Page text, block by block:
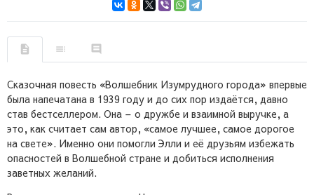
Сказочная повесть «Волшебник Изумрудного города» впервые
была напечатана в 1939 году и до сих пор издаётся, давно
став бестселлером. Она – о дружбе и взаимной выручке, а
это, как считает сам автор, «самое лучшее, самое дорогое
на свете». Именно они помогли Элли и её друзьям избежать
опасностей в Волшебной стране и добиться исполнения
заветных желаний.